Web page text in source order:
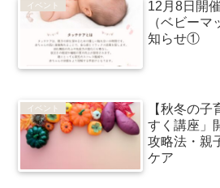
イベント
12月8日開
（ベビー
知らせ①
イベント
【秋冬の子
すく講座」
攻略法・親
ケア